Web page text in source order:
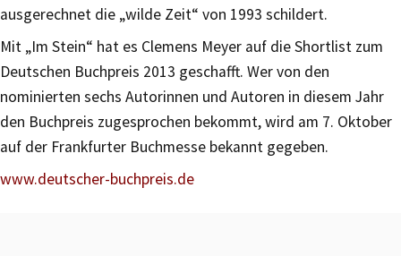
ausgerechnet die „wilde Zeit“ von 1993 schildert.
Mit „Im Stein“ hat es Clemens Meyer auf die Shortlist zum
Deutschen Buchpreis 2013 geschafft. Wer von den
nominierten sechs Autorinnen und Autoren in diesem Jahr
den Buchpreis zugesprochen bekommt, wird am 7. Oktober
auf der Frankfurter Buchmesse bekannt gegeben.
www.deutscher-buchpreis.de